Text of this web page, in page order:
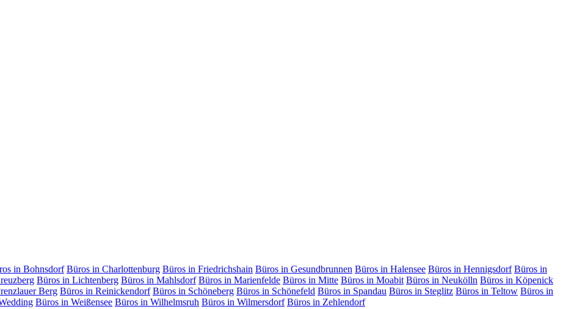
in Bohnsdorf Büros in Charlottenburg Büros in Friedrichshain Büros in Gesundbrunnen Büros in Halensee Büros in Hennigsdorf Büros in
Büros in Lichtenberg Büros in Mahlsdorf Büros in Marienfelde Büros in Mitte Büros in Moabit Büros in Neukölln Büros in Köpenick
Berg Büros in Reinickendorf Büros in Schöneberg Büros in Schönefeld Büros in Spandau Büros in Steglitz Büros in Teltow Büros in
Büros in Weißensee Büros in Wilhelmsruh Büros in Wilmersdorf Büros in Zehlendorf